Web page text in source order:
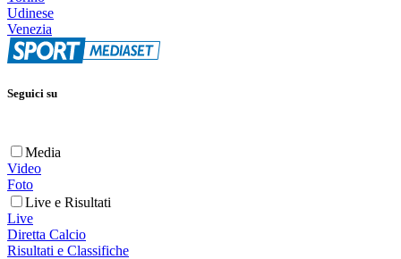
Udinese
Venezia
Seguici su
Media
Video
Foto
Live e Risultati
Live
Diretta Calcio
Risultati e Classifiche